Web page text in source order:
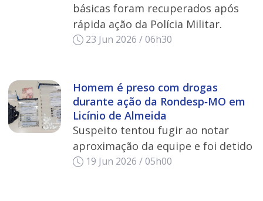
básicas foram recuperados após
rápida ação da Polícia Militar.
23 Jun 2026 / 06h30
Homem é preso com drogas
durante ação da Rondesp‑MO em
Licínio de Almeida
Suspeito tentou fugir ao notar
aproximação da equipe e foi detido
19 Jun 2026 / 05h00